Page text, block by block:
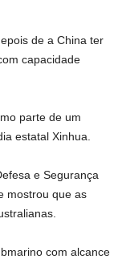
de a China ter
capacidade
parte de um
estatal Xinhua.
e Segurança
mostrou que as
com alcance